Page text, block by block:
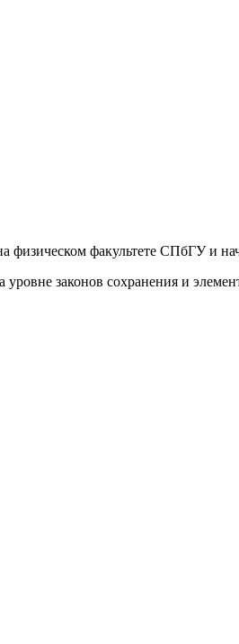
физическом факультете СПбГУ и
законов сохранения и